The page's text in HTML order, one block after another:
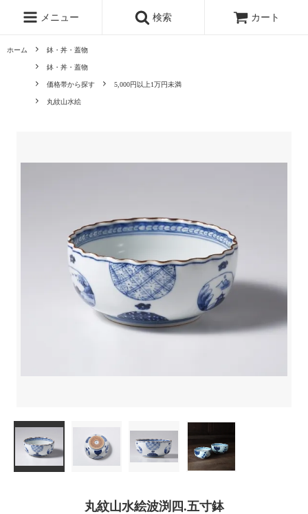
メニュー 検索 カート
ホーム 鉢・丼・蓋物
鉢・丼・蓋物
価格帯から探す 5,000円以上1万円未満
丸紋山水絵
丸紋山水絵波渕四.五寸鉢